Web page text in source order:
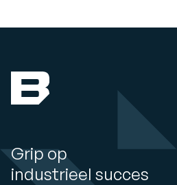
Grip op
industrieel succes